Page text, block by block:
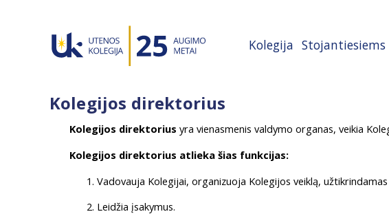
Kolegija Stojantiesiems
Kolegijos direktorius
Kolegijos direktorius yra vienasmenis valdymo organas, veikia
Kolegijos direktorius atlieka šias funkcijas:
Vadovauja Kolegijai, organizuoja Kolegijos veiklą,
Leidžia įsakymus.